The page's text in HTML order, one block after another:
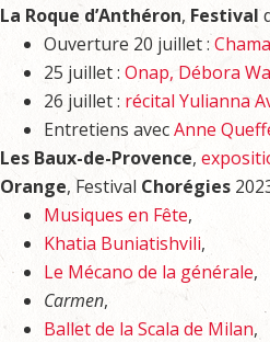
La Roque d’Anthéron, Festival
Ouverture 20 juillet :
25 juillet : Onap, Débora
26 juillet : récital Yulianna
Entretiens avecAnne
Les Baux-de-Provence,
Orange, Festival Chorégies
Musiques en Fête,
Khatia Buniatishvili,
Le Mécano de la générale,
Carmen,
Ballet de la Scala de Milan,